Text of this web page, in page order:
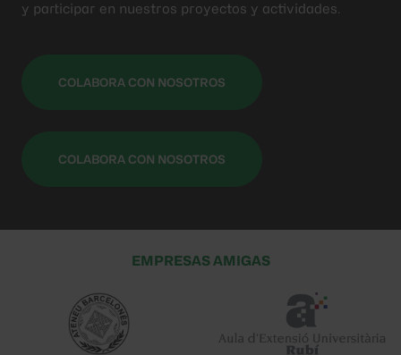
y participar en nuestros proyectos y actividades.
COLABORA CON NOSOTROS
COLABORA CON NOSOTROS
EMPRESAS AMIGAS